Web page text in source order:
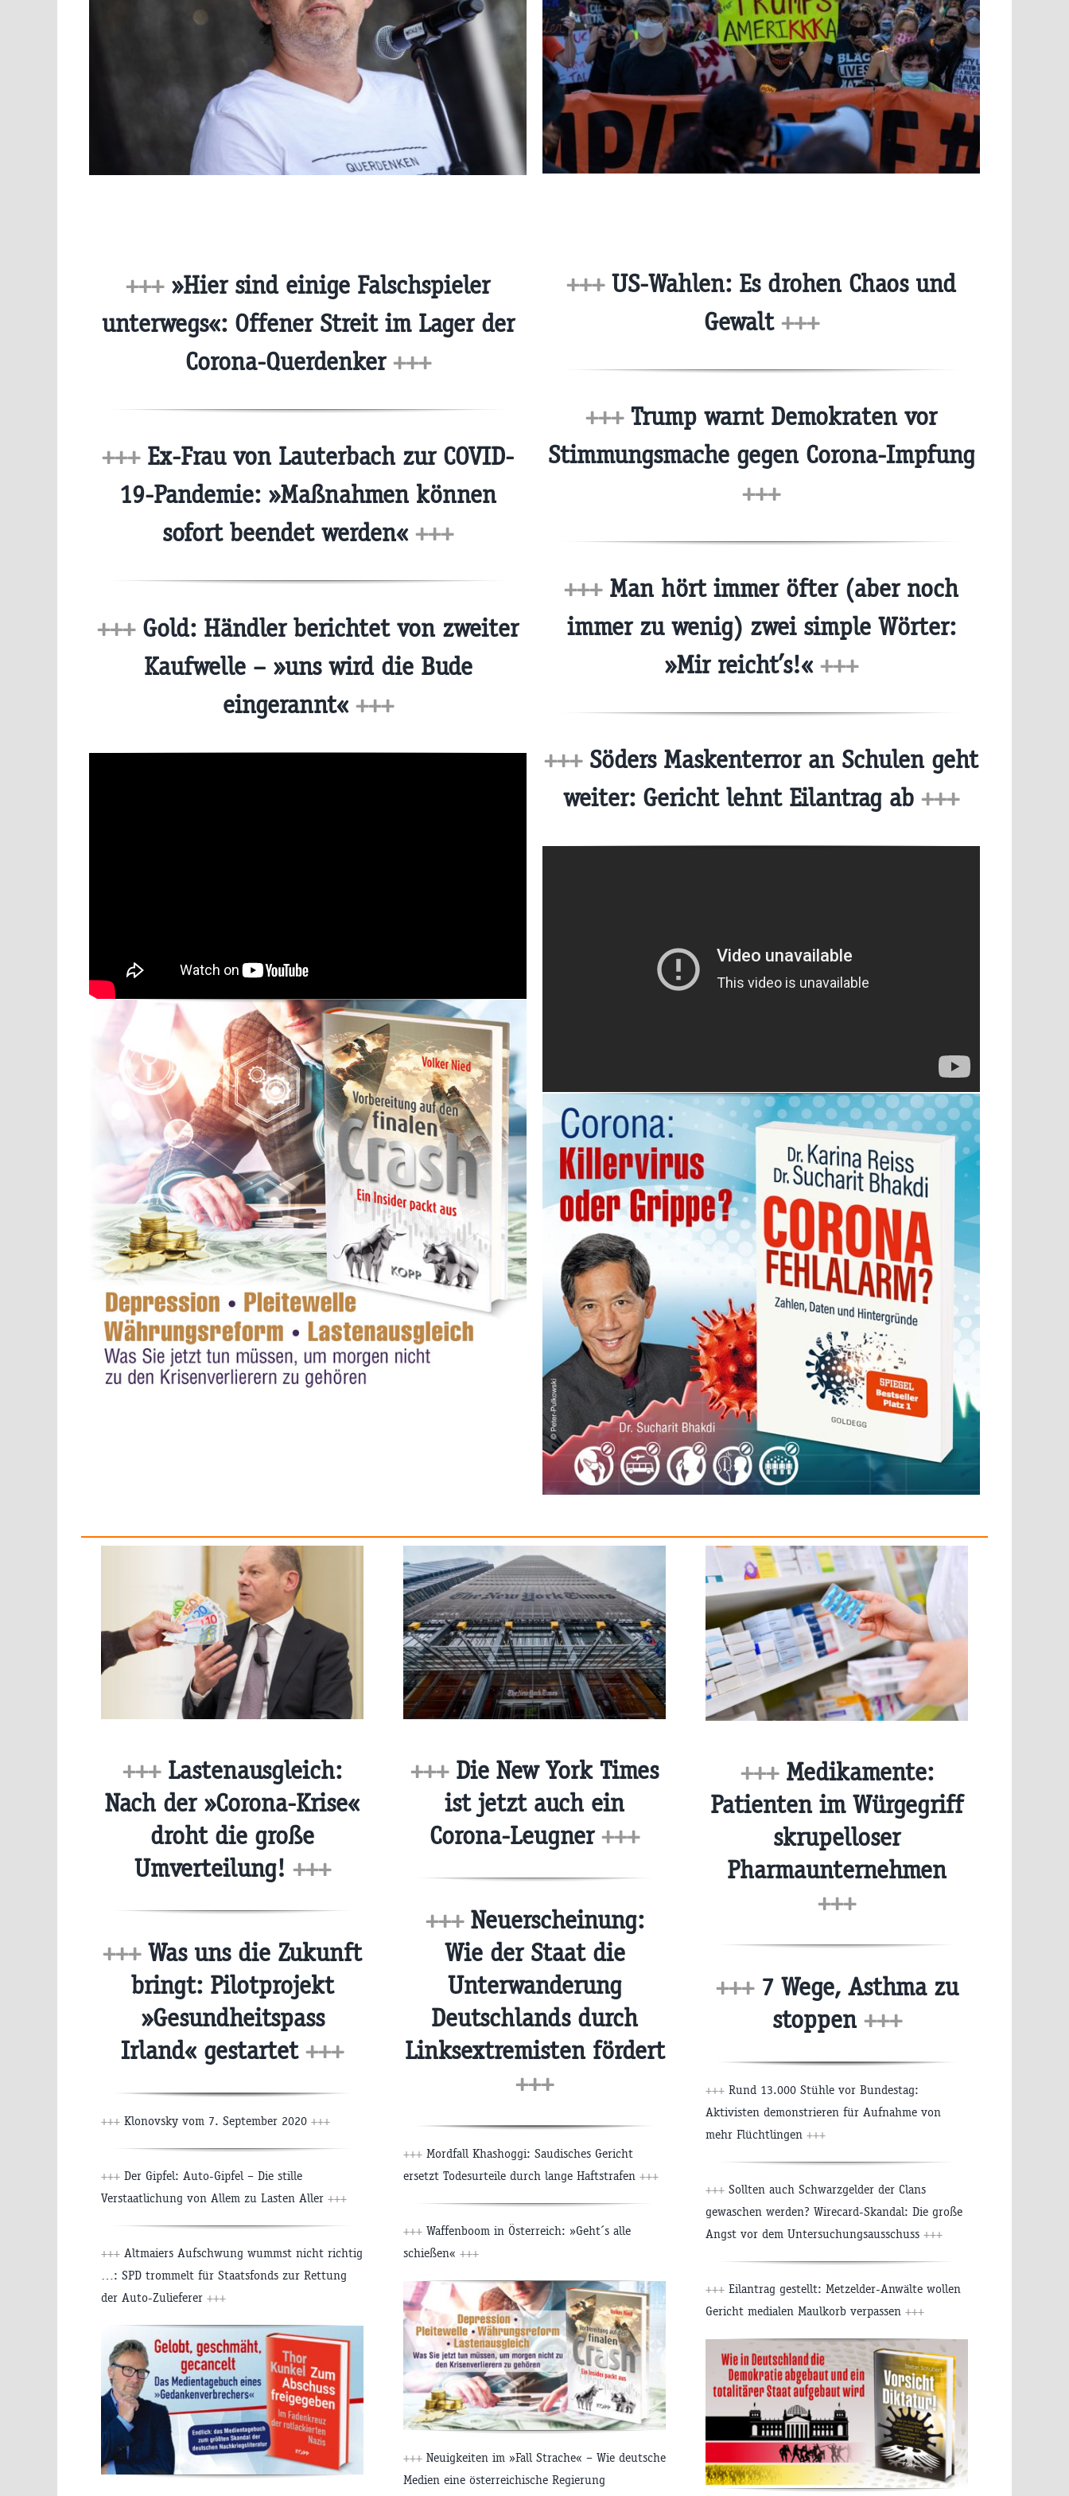
+++»Hier sind einige Falschspieler
unterwegs«: Offener Streit im Lager der
Corona-Querdenker+++
+++Ex-Frau von Lauterbach zur COVID-
19-Pandemie: »Maßnahmen können
sofort beendet werden« +++
+++Gold: Händler berichtet von zweiter
Kaufwelle – »uns wird die Bude
eingerannt« +++
+++US-Wahlen: Es drohen Chaos und
Gewalt +++
+++Trump warnt Demokraten vor
Stimmungsmache gegen Corona-Impfung
+++
+++Man hört immer öfter (aber noch
immer zu wenig) zwei simple Wörter:
»Mir reicht’s!« +++
+++Söders Maskenterror an Schulen geht
weiter: Gericht lehnt Eilantrag ab +++
+++Lastenausgleich:
Nach der »Corona-Krise«
droht die große
Umverteilung! +++
+++Was uns die Zukunft
bringt: Pilotprojekt
»Gesundheitspass
Irland« gestartet +++
+++ Klonovsky vom 7. September 2020 +++
+++ Der Gipfel: Auto-Gipfel – Die stille
Verstaatlichung von Allem zu Lasten Aller +++
+++ Altmaiers Aufschwung wummst nicht richtig
…: SPD trommelt für Staatsfonds zur Rettung
der Auto-Zulieferer +++
+++Die New York Times
ist jetzt auch ein
Corona-Leugner+++
+++Neuerscheinung:
Wie der Staat die
Unterwanderung
Deutschlands durch
Linksextremisten fördert
+++
+++ Mordfall Khashoggi: Saudisches Gericht
ersetzt Todesurteile durch lange Haftstrafen +++
+++ Waffenboom in Österreich: »Geht´s alle
schießen« +++
+++ Neuigkeiten im »Fall Strache« – Wie deutsche
Medien eine österreichische Regierung
+++Medikamente:
Patienten im Würgegriff
skrupelloser
Pharmaunternehmen
+++
+++7 Wege, Asthma zu
stoppen +++
+++ Rund 13.000 Stühle vor Bundestag:
Aktivisten demonstrieren für Aufnahme von
mehr Flüchtlingen +++
+++ Sollten auch Schwarzgelder der Clans
gewaschen werden? Wirecard-Skandal: Die große
Angst vor dem Untersuchungsausschuss +++
+++ Eilantrag gestellt: Metzelder-Anwälte wollen
Gericht medialen Maulkorb verpassen +++